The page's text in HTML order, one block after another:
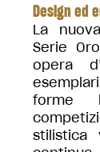
Design ed
La
Serie
opera
forme